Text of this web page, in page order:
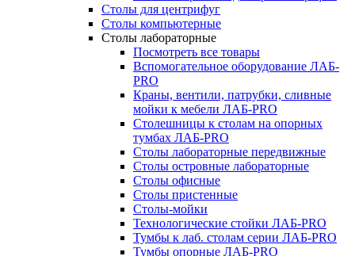
Столы для центрифуг
Столы компьютерные
Столы лабораторные
Посмотреть все товары
Вспомогательное оборудование ЛАБ-
PRO
Краны, вентили, патрубки, сливные
мойки к мебели ЛАБ-PRO
Столешницы к столам на опорных
тумбах ЛАБ-PRO
Столы лабораторные передвижные
Столы островные лабораторные
Столы офисные
Столы пристенные
Столы-мойки
Технологические стойки ЛАБ-PRO
Тумбы к лаб. столам серии ЛАБ-PRO
Тумбы опорные ЛАБ-PRO